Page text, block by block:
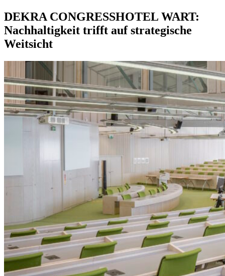
DEKRA CONGRESSHOTEL WART:
Nachhaltigkeit trifft auf strategische
Weitsicht